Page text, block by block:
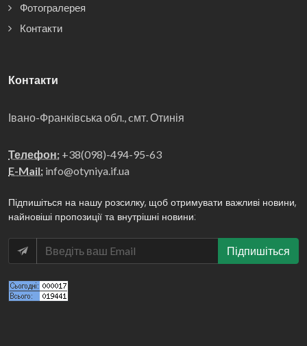
Фотогралерея
Контакти
Контакти
Івано-Франківська обл., cмт. Отинія
Телефон: +38(098)-494-95-63
E-Mail: info@otyniya.if.ua
Підпишіться на нашу розсилку, щоб отримувати важливі новини,
найновіші пропозиції та внутрішні новини:
Підпишіться